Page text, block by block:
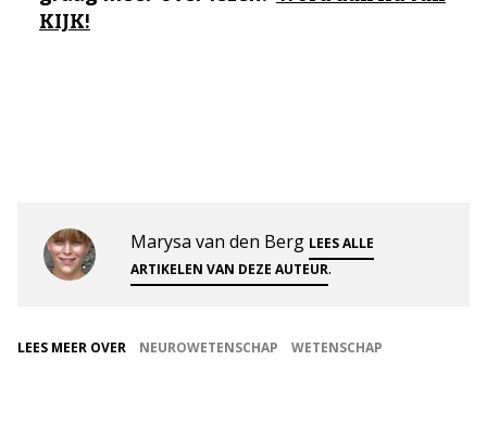
KIJK!
Marysa van den Berg LEES ALLE
ARTIKELEN VAN DEZE AUTEUR.
LEES MEER OVER NEUROWETENSCHAP WETENSCHAP